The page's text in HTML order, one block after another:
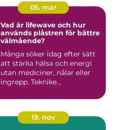
05. mar
Vad är lifewave och hur
används plåstren för bättre
välmående?
Många söker idag efter sätt
att stärka hälsa och energi
utan mediciner, nålar eller
ingrepp. Teknike...
19. nov